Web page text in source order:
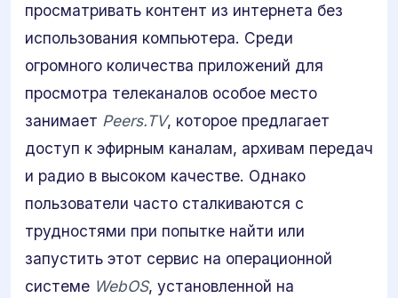
просматривать контент из интернета без
использования компьютера. Среди
огромного количества приложений для
просмотра телеканалов особое место
занимает Peers.TV, которое предлагает
доступ к эфирным каналам, архивам передач
и радио в высоком качестве. Однако
пользователи часто сталкиваются с
трудностями при попытке найти или
запустить этот сервис на операционной
системе WebOS, установленной на